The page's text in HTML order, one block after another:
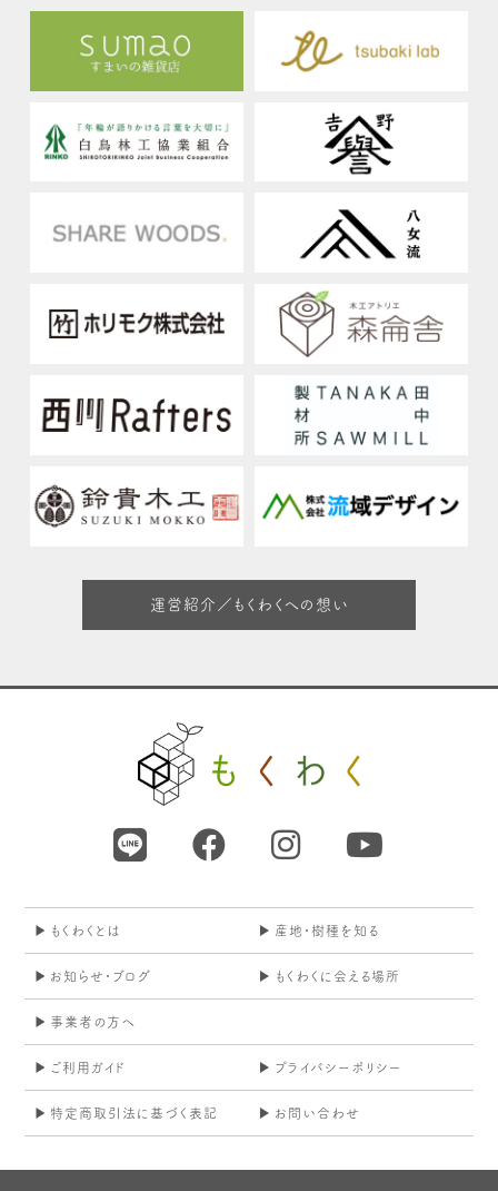
運営紹介／もくわくへの想い
もくわくとは 産地・樹種を知る
お知らせ・ブログ もくわくに会える場所
事業者の方へ
ご利用ガイド プライバシーポリシー
特定商取引法に基づく表記 お問い合わせ